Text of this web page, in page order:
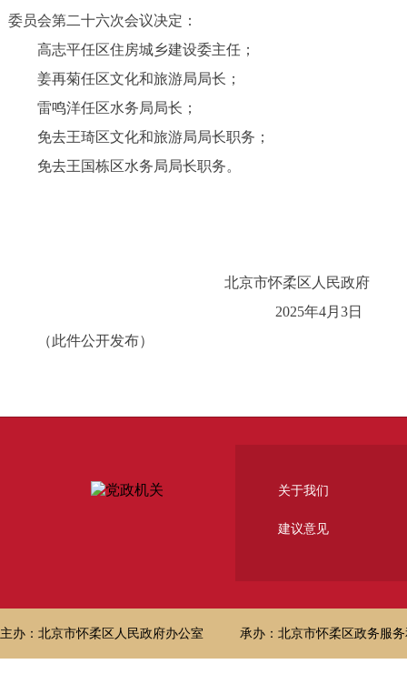
委员会第二十六次会议决定：
高志平任区住房城乡建设委主任；
姜再菊任区文化和旅游局局长；
雷鸣洋任区水务局局长；
免去王琦区文化和旅游局局长职务；
免去王国栋区水务局局长职务。
北京市怀柔区人民政府
2025年4月3日
（此件公开发布）
关于我们
建议意见
主办：北京市怀柔区人民政府办公室 承办：北京市怀柔区政务服